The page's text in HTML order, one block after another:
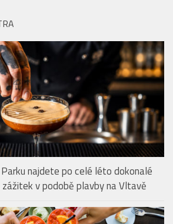
najdete po celé léto dokonalé
v podobě plavby na Vltavě